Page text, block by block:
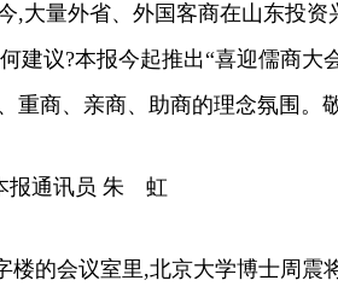
量外省、外国客商在山东投资
建议?本报今起推出“喜迎儒商大
重商、亲商、助商的理念氛围。
通讯员 朱 虹
的会议室里,北京大学博士周震